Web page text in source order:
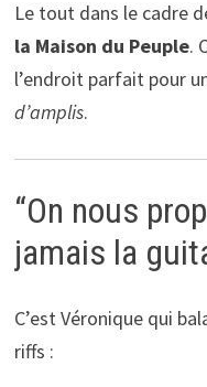
Le tout dans le cadre
la Maison du Peuple.
l’endroit parfait pour
d’amplis.
“On nous
jamais la
C’est Véronique qui
riffs :